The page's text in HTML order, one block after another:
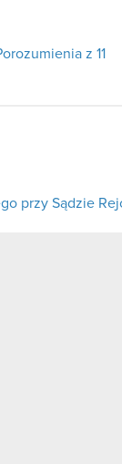
z 11
przy Sądzie